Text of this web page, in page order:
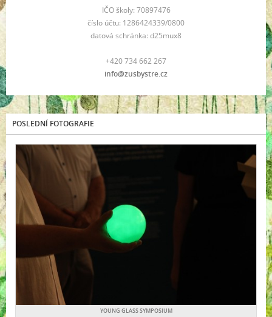
IČO školy: 70897476
číslo účtu: 1286424339/0800
datová schránka: d25mux8
+420 734 662 267
info@zusbystre.cz
POSLEDNÍ FOTOGRAFIE
YOUNG GLASS SYMPOSIUM